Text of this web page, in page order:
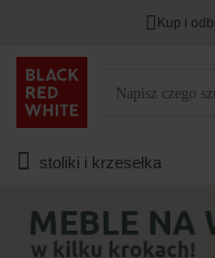
HITY DNIA
Kup i
stoliki i krzesełka